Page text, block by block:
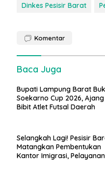
Dinkes Pesisir Barat
Komentar
Baca Juga
Bupati Lampung Barat
Soekarno Cup 2026,
Bibit Atlet Futsal Daerah
Selangkah Lagi! Pesisir
Matangkan Pembentukan
Kantor Imigrasi, Pelayanan